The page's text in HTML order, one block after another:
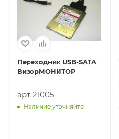
Переходник USB-SATA
ВизорМОНИТОР
арт. 21005
Наличие уточняйте